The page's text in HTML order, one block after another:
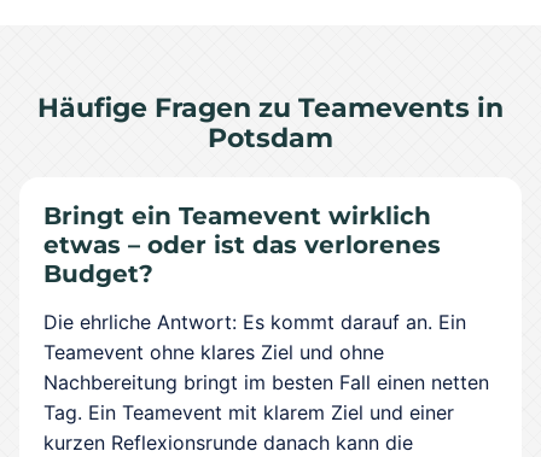
Häufige Fragen zu Teamevents in
Potsdam
Bringt ein Teamevent wirklich
etwas – oder ist das verlorenes
Budget?
Die ehrliche Antwort: Es kommt darauf an. Ein
Teamevent ohne klares Ziel und ohne
Nachbereitung bringt im besten Fall einen netten
Tag. Ein Teamevent mit klarem Ziel und einer
kurzen Reflexionsrunde danach kann die